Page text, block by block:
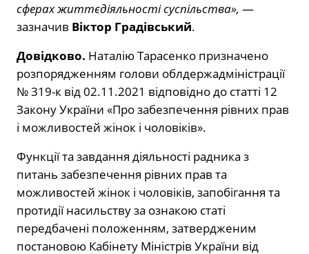
сферах життєдіяльності суспільства», —
зазначив Віктор Градівський.
Довідково. Наталію Тарасенко призначено
розпорядженням голови облдержадміністрації
№ 319-к від 02.11.2021 відповідно до статті 12
Закону України «Про забезпечення рівних прав
і можливостей жінок і чоловіків».
Функції та завдання діяльності радника з
питань забезпечення рівних прав та
можливостей жінок і чоловіків, запобігання та
протидії насильству за ознакою статі
передбачені положенням, затвердженим
постановою Кабінету Міністрів України від